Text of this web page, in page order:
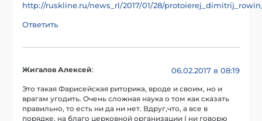
http://ruskline.ru/news_rl/2017/01/28/
Ответить
Жигалов Алексей: 06.02.2017 в 08:19
Это такая Фарисейская риторика, вроде и своим, но и
врагам угодить. Очень сложная наука о том как сказать
правильно, то есть ни да ни нет. Вдруг,что, а все в
порядке, на благо церковной организации ( ни говорю